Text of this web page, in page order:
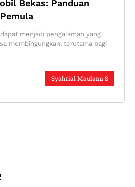
Bekas: Panduan
Syahrial Maulana S
menjadi pengalaman yang
membingungkan, terutama bagi